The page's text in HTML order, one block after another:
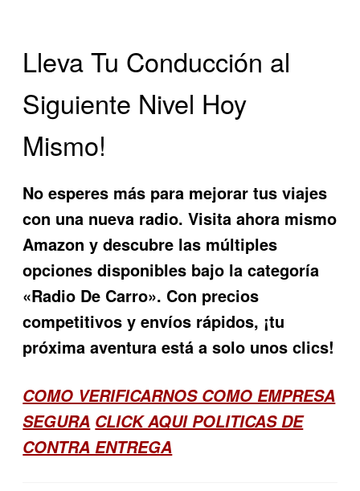
Lleva Tu Conducción al
Siguiente Nivel Hoy
Mismo!
No esperes más para mejorar tus viajes
con una nueva radio. Visita ahora mismo
Amazon y descubre las múltiples
opciones disponibles bajo la categoría
«Radio De Carro». Con precios
competitivos y envíos rápidos, ¡tu
próxima aventura está a solo unos clics!
COMO VERIFICARNOS COMO EMPRESA
SEGURA CLICK AQUI POLITICAS DE
CONTRA ENTREGA